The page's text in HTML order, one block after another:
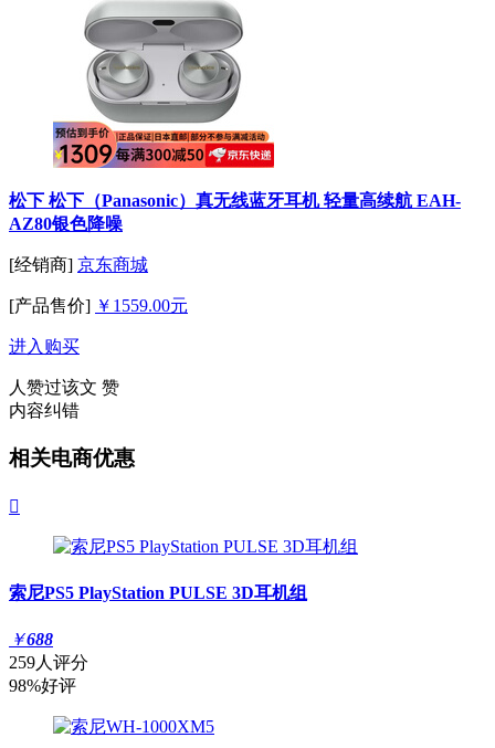
松下 松下（Panasonic）真无线蓝牙耳机 轻量高续航 EAH-
AZ80银色降噪
[经销商] 京东商城
[产品售价] ￥1559.00元
进入购买
人赞过该文 赞
内容纠错
相关电商优惠

索尼PS5 PlayStation PULSE 3D耳机组
￥688
259人评分
98%好评